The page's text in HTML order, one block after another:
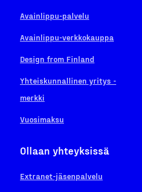
Avainlippu-palvelu
Avainlippu-verkkokauppa
Design from Finland
Yhteiskunnallinen yritys -
merkki
Vuosimaksu
Ollaan yhteyksissä
Extranet-jäsenpalvelu